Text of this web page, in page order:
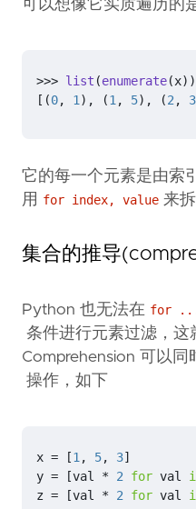
可以想像它实质遍历的
>>> list (enumerate(x))
[(0, 1 ), (1 , 5), (2 , 3
它的每一个元素是由索
用 for index, value 来拆
集合的推导
Python 也无法在 for
条件进行元素过滤，这
Comprehension 可以同
操作，如下
x = [1 , 5, 3]
y = [val * 2 for val
z = [val * 2 for val